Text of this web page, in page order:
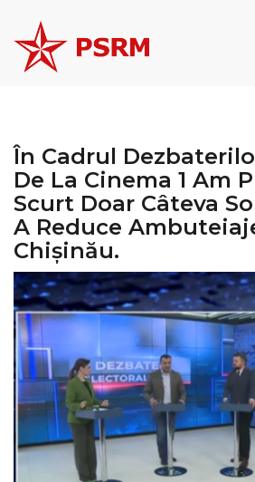
În Cadrul
De La Cinema 1 Am
Scurt Doar Câteva
A Reduce
Chișinău.